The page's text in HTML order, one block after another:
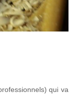
qui va